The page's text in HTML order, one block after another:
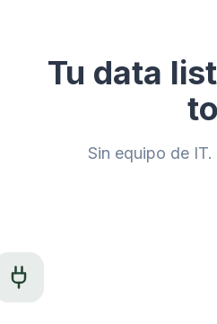
Tu data
Sin equipo de